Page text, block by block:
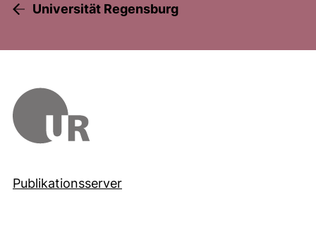
Universität Regensburg
Publikationsserver